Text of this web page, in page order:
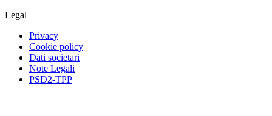
Legal
Privacy
Cookie policy
Dati societari
Note Legali
PSD2-TPP